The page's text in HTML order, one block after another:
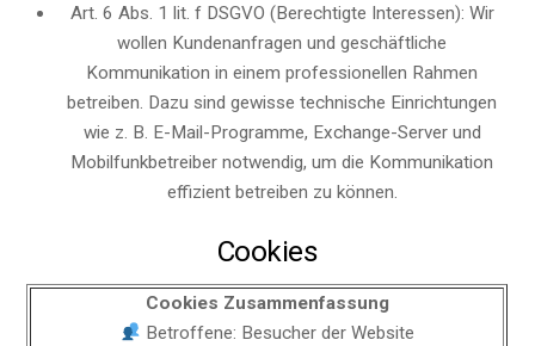
Art. 6 Abs. 1 lit. f DSGVO (Berechtigte Interessen): Wir
wollen Kundenanfragen und geschäftliche
Kommunikation in einem professionellen Rahmen
betreiben. Dazu sind gewisse technische Einrichtungen
wie z. B. E-Mail-Programme, Exchange-Server und
Mobilfunkbetreiber notwendig, um die Kommunikation
effizient betreiben zu können.
Cookies
Cookies Zusammenfassung
Betroffene: Besucher der Website